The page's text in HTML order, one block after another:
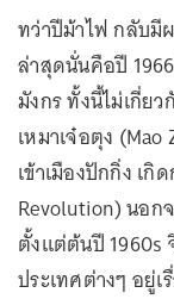
ทว่าปีม้าไฟ กลับมี
ล่าสุดนั่นคือปี
มังกร ทั้งนี้ไม่เกี่ย
เหมาเจ๋อตุง (Mao
เข้าเมืองปักกิ่ง เ
Revolution) นอ
ตั้งแต่ต้นปี 1960s
ประเทศต่างๆ อยู่